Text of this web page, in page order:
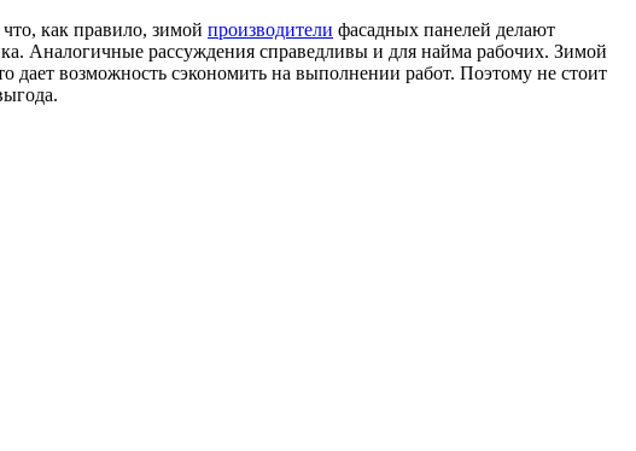
как правило, зимой производители фасадных панелей делают
Аналогичные рассуждения справедливы и для найма рабочих. Зимой
дает возможность сэкономить на выполнении работ. Поэтому не стоит